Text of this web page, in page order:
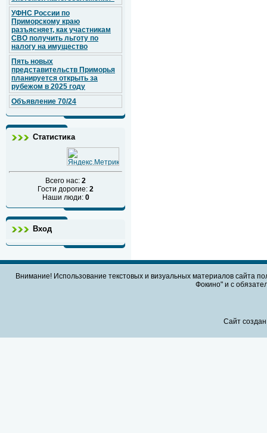
УФНС России по
Приморскому краю
разъясняет, как участникам
СВО получить льготу по
налогу на имущество
Пять новых
представительств Приморья
планируется открыть за
рубежом в 2025 году
Объявление 70/24
Статистика
Всего нас: 2
Гости дорогие: 2
Наши люди: 0
Вход
Внимание! Использование текстовых и визуальных материалов сайта
Фокино" и с
Сайт